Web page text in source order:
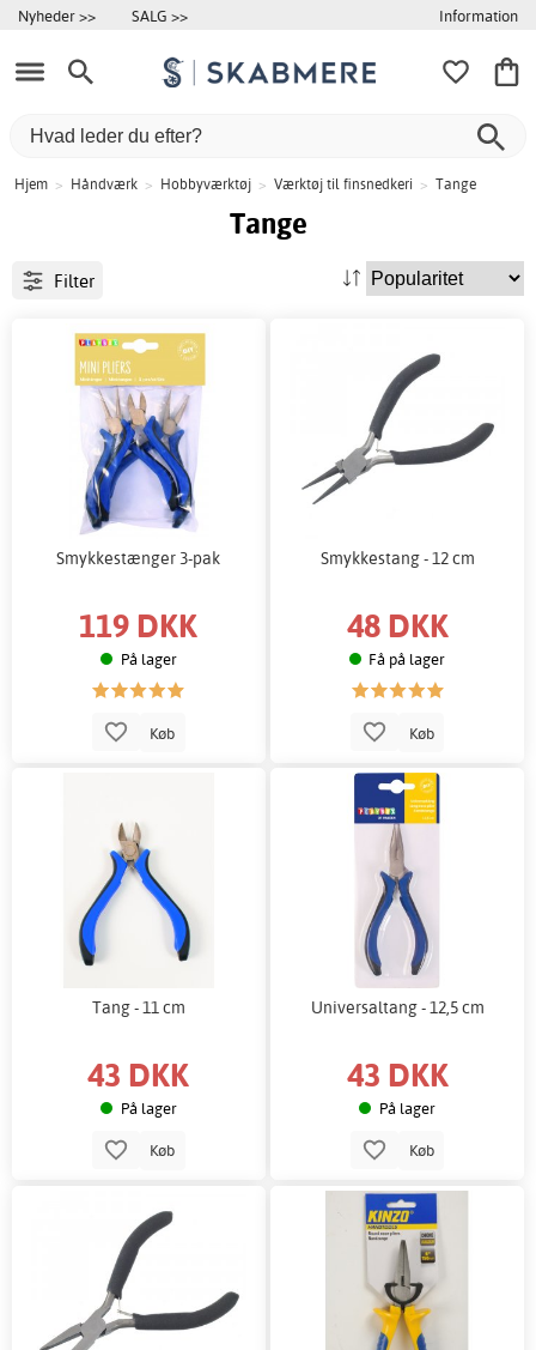
Nyheder >> SALG >> Information
Hjem > Håndværk > Hobbyværktøj > Værktøj til finsnedkeri > Tange
Tange
Filter
Smykkestænger 3-pak
119 DKK
På lager
Køb
Smykkestang - 12 cm
48 DKK
Få på lager
Køb
Tang - 11 cm
43 DKK
På lager
Køb
Universaltang - 12,5 cm
43 DKK
På lager
Køb